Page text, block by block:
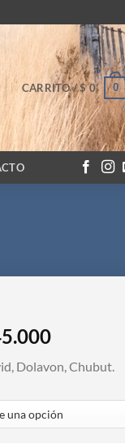
CARRITO /$0 0
Dolavon, Chubut.